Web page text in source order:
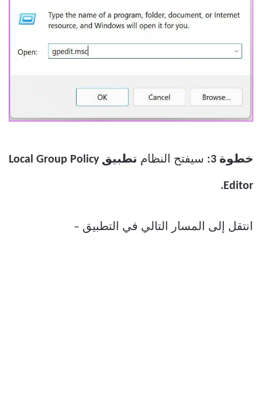
خطوة 3: سيفتح النظام تطبيق Local Group Policy
Editor.
انتقل إلى المسار التالي في التطبيق –